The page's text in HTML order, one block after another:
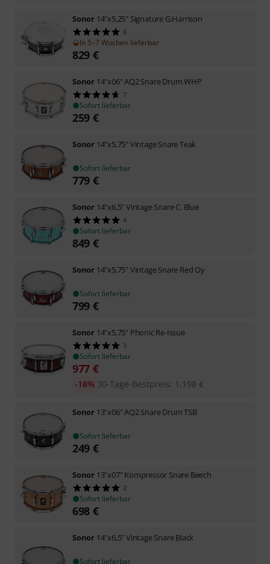
Sonor 14"x5,25" Signature G.Harrison
6
In 5–7 Wochen lieferbar
829 €
Sonor 14"x06" AQ2 Snare Drum WHP
7
Sofort lieferbar
259 €
Sonor 14"x5,75" Vintage Snare Teak
Sofort lieferbar
779 €
Sonor 14"x6,5" Vintage Snare C. Blue
4
Sofort lieferbar
849 €
Sonor 14"x5,75" Vintage Snare Red Oy
Sofort lieferbar
799 €
Sonor 14"x5,75" Phonic Re-Issue
3
Sofort lieferbar
977 €
30-Tage-Bestpreis: 1.198 €
-18%
Sonor 13"x06" AQ2 Snare Drum TSB
Sofort lieferbar
249 €
Sonor 13"x07" Kompressor Snare Beech
2
Sofort lieferbar
698 €
Sonor 14"x6,5" Vintage Snare Black
Sofort lieferbar